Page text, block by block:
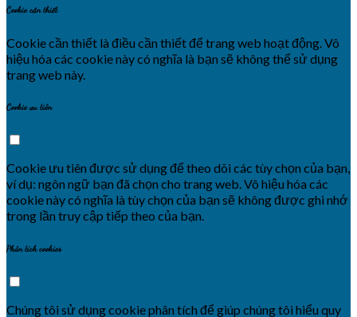
Cookie cần thiết
Cookie cần thiết là điều cần thiết để trang web hoạt động. Vô
hiệu hóa các cookie này có nghĩa là bạn sẽ không thể sử dụng
trang web này.
Cookie ưu tiên
Cookie ưu tiên được sử dụng để theo dõi các tùy chọn của bạn,
ví dụ: ngôn ngữ bạn đã chọn cho trang web. Vô hiệu hóa các
cookie này có nghĩa là tùy chọn của bạn sẽ không được ghi nhớ
trong lần truy cập tiếp theo của bạn.
Phân tích cookies
Chúng tôi sử dụng cookie phân tích để giúp chúng tôi hiểu quy